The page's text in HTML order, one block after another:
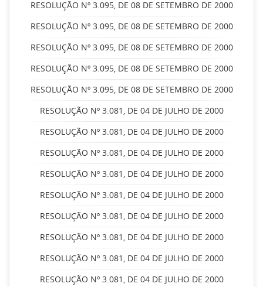
RESOLUÇÃO Nº 3.095, DE 08 DE SETEMBRO DE 2000
RESOLUÇÃO Nº 3.095, DE 08 DE SETEMBRO DE 2000
RESOLUÇÃO Nº 3.095, DE 08 DE SETEMBRO DE 2000
RESOLUÇÃO Nº 3.095, DE 08 DE SETEMBRO DE 2000
RESOLUÇÃO Nº 3.095, DE 08 DE SETEMBRO DE 2000
RESOLUÇÃO Nº 3.081, DE 04 DE JULHO DE 2000
RESOLUÇÃO Nº 3.081, DE 04 DE JULHO DE 2000
RESOLUÇÃO Nº 3.081, DE 04 DE JULHO DE 2000
RESOLUÇÃO Nº 3.081, DE 04 DE JULHO DE 2000
RESOLUÇÃO Nº 3.081, DE 04 DE JULHO DE 2000
RESOLUÇÃO Nº 3.081, DE 04 DE JULHO DE 2000
RESOLUÇÃO Nº 3.081, DE 04 DE JULHO DE 2000
RESOLUÇÃO Nº 3.081, DE 04 DE JULHO DE 2000
RESOLUÇÃO Nº 3.081, DE 04 DE JULHO DE 2000